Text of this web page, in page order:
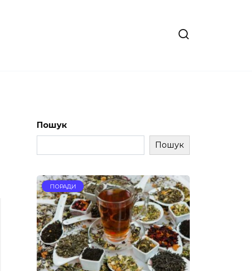
Пошук
Пошук
ПОРАДИ